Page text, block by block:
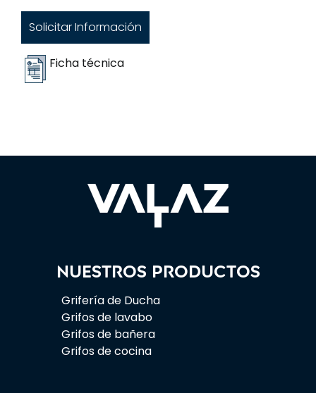
Solicitar Información
Ficha técnica
Nuestros productos
Grifería de Ducha
Grifos de lavabo
Grifos de bañera
Grifos de cocina